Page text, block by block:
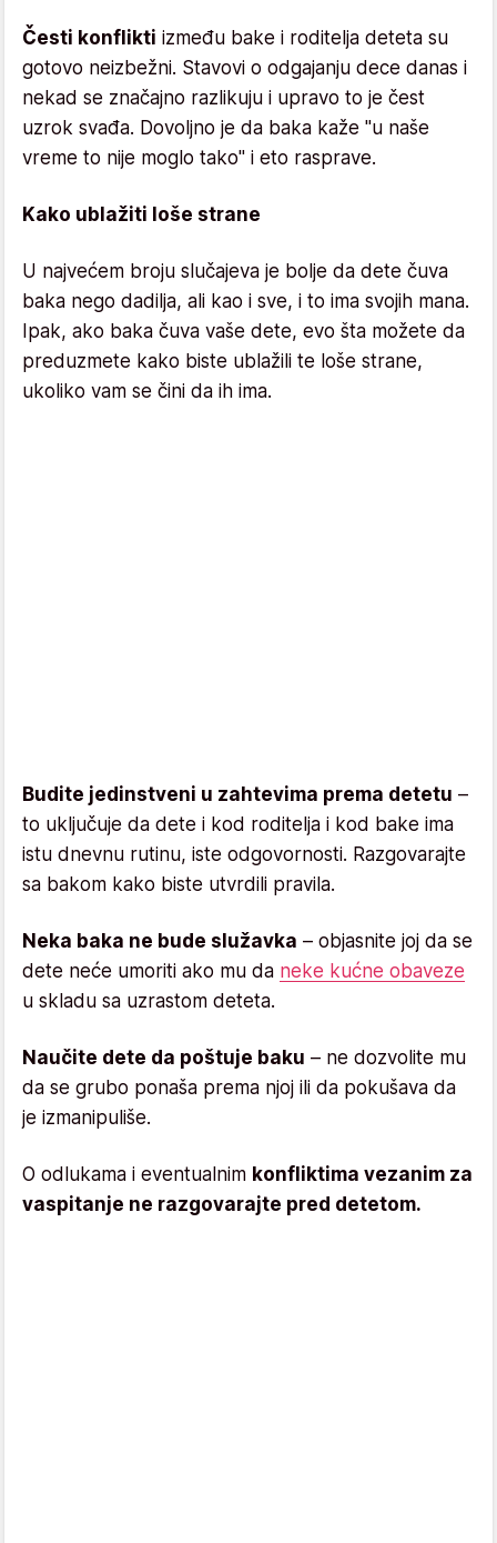
Česti konflikti između bake i roditelja deteta su
gotovo neizbežni. Stavovi o odgajanju dece danas i
nekad se značajno razlikuju i upravo to je čest
uzrok svađa. Dovoljno je da baka kaže "u naše
vreme to nije moglo tako" i eto rasprave.
Kako ublažiti loše strane
U najvećem broju slučajeva je bolje da dete čuva
baka nego dadilja, ali kao i sve, i to ima svojih mana.
Ipak, ako baka čuva vaše dete, evo šta možete da
preduzmete kako biste ublažili te loše strane,
ukoliko vam se čini da ih ima.
Budite jedinstveni u zahtevima prema detetu –
to uključuje da dete i kod roditelja i kod bake ima
istu dnevnu rutinu, iste odgovornosti. Razgovarajte
sa bakom kako biste utvrdili pravila.
Neka baka ne bude služavka – objasnite joj da se
dete neće umoriti ako mu da neke kućne obaveze
u skladu sa uzrastom deteta.
Naučite dete da poštuje baku – ne dozvolite mu
da se grubo ponaša prema njoj ili da pokušava da
je izmanipuliše.
O odlukama i eventualnim konfliktima vezanim za
vaspitanje ne razgovarajte pred detetom.